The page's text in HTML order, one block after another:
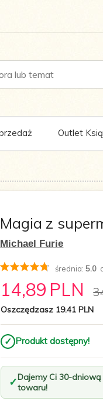
Outlet
Magia z
Michael Furie
średnia:5.0
14,89 PLN
Oszczędzasz 19.41 PLN
✓ Produkt dostępny!
Dajemy Ci 30-
towaru!